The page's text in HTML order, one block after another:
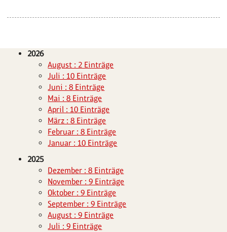
2026
August : 2 Einträge
Juli : 10 Einträge
Juni : 8 Einträge
Mai : 8 Einträge
April : 10 Einträge
März : 8 Einträge
Februar : 8 Einträge
Januar : 10 Einträge
2025
Dezember : 8 Einträge
November : 9 Einträge
Oktober : 9 Einträge
September : 9 Einträge
August : 9 Einträge
Juli : 9 Einträge